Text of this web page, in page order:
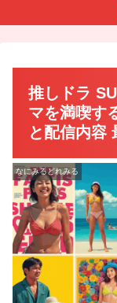
推しドラ
マを満喫す
と配信内容
なにみるどれみる